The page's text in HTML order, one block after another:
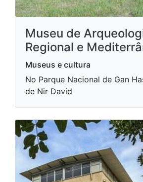
Museu de
Regional e
Museus e cultura
No Parque Nacional de Gan
de Nir David